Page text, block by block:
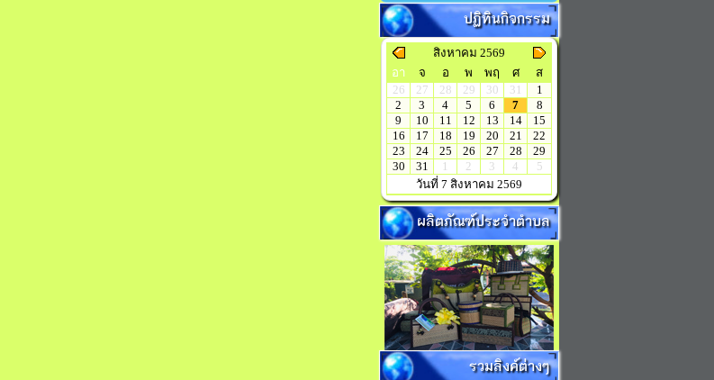
ปฏิทินกิจกรรม
สิงหาคม 2569
อา
จ อ พ พฤ ศ
ส
26
27 28 29 30 31
1
2
3 4 5 6 7
8
9
10 11 12 13 14
15
16
17 18 19 20 21
22
23
24 25 26 27 28
29
30
31 1 2 3 4
5
วันที่ 7 สิงหาคม 2569
ผลิตภัณฑ์ประจำตำบล
รวมลิงค์ต่างๆ